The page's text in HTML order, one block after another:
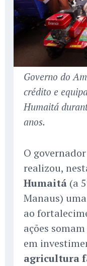
Governo do
crédito e
Humaitá
anos.
O governador
realizou,
Humaitá (a
Manaus)
ao
ações
em
agricultura